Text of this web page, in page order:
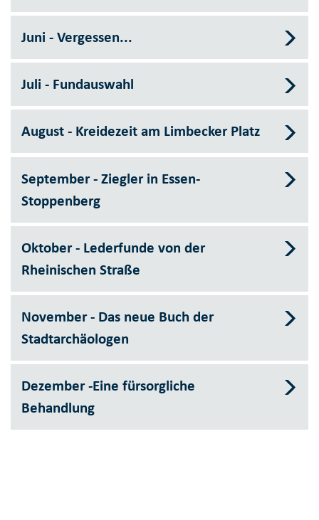
Juni - Vergessen...
Juli - Fundauswahl
August - Kreidezeit am Limbecker Platz
September - Ziegler in Essen-
Stoppenberg
Oktober - Lederfunde von der
Rheinischen Straße
November - Das neue Buch der
Stadtarchäologen
Dezember -Eine fürsorgliche
Behandlung